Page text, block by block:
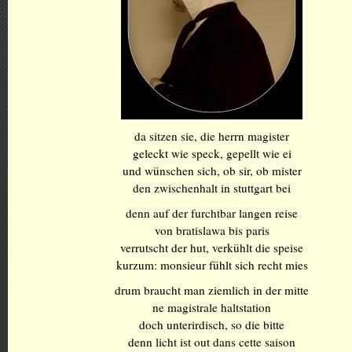
da sitzen sie, die herrn magister
geleckt wie speck, gepellt wie ei
und wünschen sich, ob sir, ob mister
den zwischenhalt in stuttgart bei
denn auf der furchtbar langen reise
von bratislawa bis paris
verrutscht der hut, verkühlt die speise
kurzum: monsieur fühlt sich recht mies
drum braucht man ziemlich in der mitte
ne magistrale haltstation
doch unterirdisch, so die bitte
denn licht ist out dans cette saison